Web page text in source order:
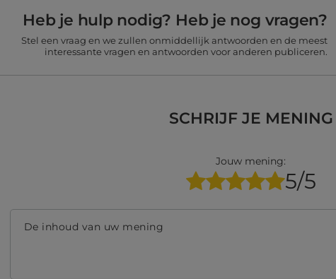
Heb je hulp nodig? Heb je nog vragen?
Stel een vraag en we zullen onmiddellijk antwoorden en de meest
interessante vragen en antwoorden voor anderen publiceren.
SCHRIJF JE MENING
Jouw mening:
5/5
De inhoud van uw mening